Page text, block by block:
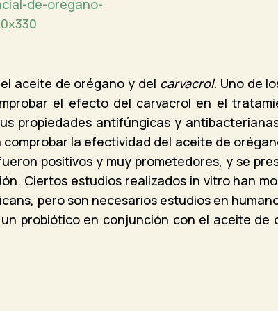
aceite de orégano y del carvacrol. Uno de
el efecto del carvacrol en el
propiedades antifúngicas y
la efectividad del aceite de
positivos y muy prometedores, y se
Ciertos estudios realizados in vitro han
pero son necesarios estudios en
probiótico en conjunción con el aceite de